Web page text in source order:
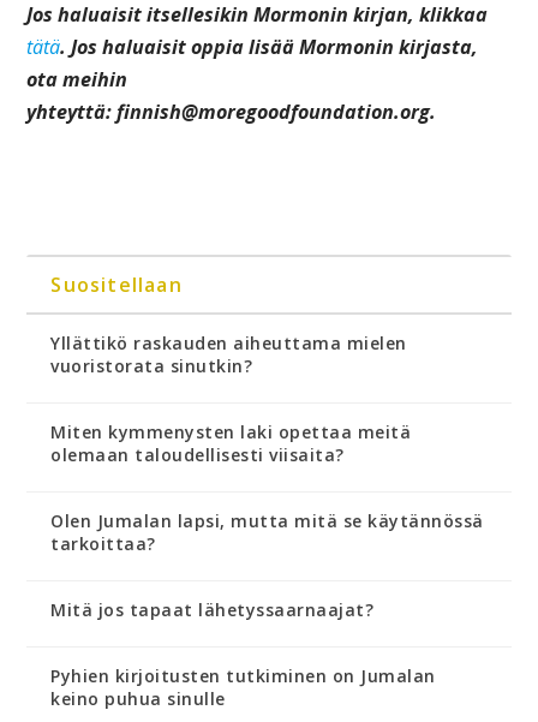
Jos haluaisit itsellesikin Mormonin kirjan, klikkaa
tätä. Jos haluaisit oppia lisää Mormonin kirjasta,
ota meihin
yhteyttä:finnish@moregoodfoundation.org.
Suositellaan
Yllättikö raskauden aiheuttama mielen
vuoristorata sinutkin?
Miten kymmenysten laki opettaa meitä
olemaan taloudellisesti viisaita?
Olen Jumalan lapsi, mutta mitä se käytännössä
tarkoittaa?
Mitä jos tapaat lähetyssaarnaajat?
Pyhien kirjoitusten tutkiminen on Jumalan
keino puhua sinulle